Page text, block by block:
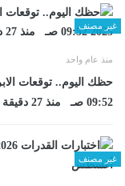
غير مصنف
منذ عام واحد
09:52 صـ منذ 27 دقيقة
غير مصنف